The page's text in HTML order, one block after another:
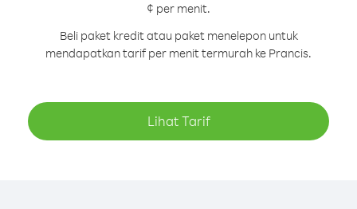
¢ per menit.
Beli paket kredit atau paket menelepon untuk
mendapatkan tarif per menit termurah ke Prancis.
Lihat Tarif